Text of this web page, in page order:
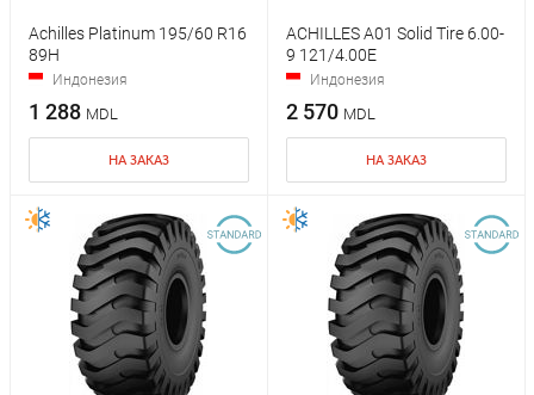
Achilles Platinum 195/60 R16
89H
Индонезия
1 288 MDL
НА ЗАКАЗ
ACHILLES A01 Solid Tire 6.00-
9 121/4.00E
Индонезия
2 570 MDL
НА ЗАКАЗ